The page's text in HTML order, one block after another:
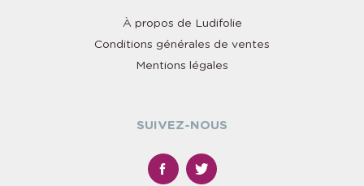
À propos de Ludifolie
Conditions générales de ventes
Mentions légales
SUIVEZ-NOUS